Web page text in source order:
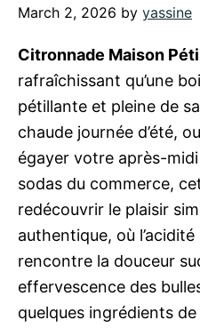
March 2, 2026 by yassine
Citronnade Maison
rafraîchissant qu’une
pétillante et pleine de
chaude journée d’été,
égayer votre après-
sodas du commerce,
redécouvrir le plaisir
authentique, où
rencontre la douceur
effervescence des
quelques ingrédients